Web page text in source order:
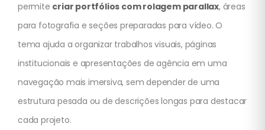
permite criar portfólios com rolagem parallax, áreas
para fotografia e seções preparadas para vídeo. O
tema ajuda a organizar trabalhos visuais, páginas
institucionais e apresentações de agência em uma
navegação mais imersiva, sem depender de uma
estrutura pesada ou de descrições longas para destacar
cada projeto.